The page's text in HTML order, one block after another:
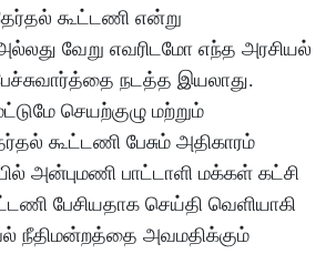
கூட்டணி என்று
வேறு எவரிடமோ எந்த அரசியல்
நடத்த இயலாது.
செயற்குழு மற்றும்
கூட்டணி பேசும் அதிகாரம்
அன்புமணி பாட்டாளி மக்கள் கட்சி
பேசியதாக செய்தி வெளியாகி
நீதிமன்றத்தை அவமதிக்கும்